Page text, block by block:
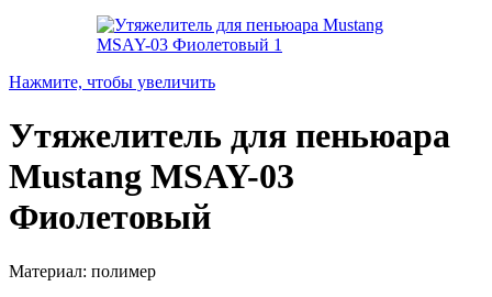
Нажмите, чтобы увеличить
Утяжелитель для пеньюара
Mustang MSAY-03
Фиолетовый
Материал: полимер